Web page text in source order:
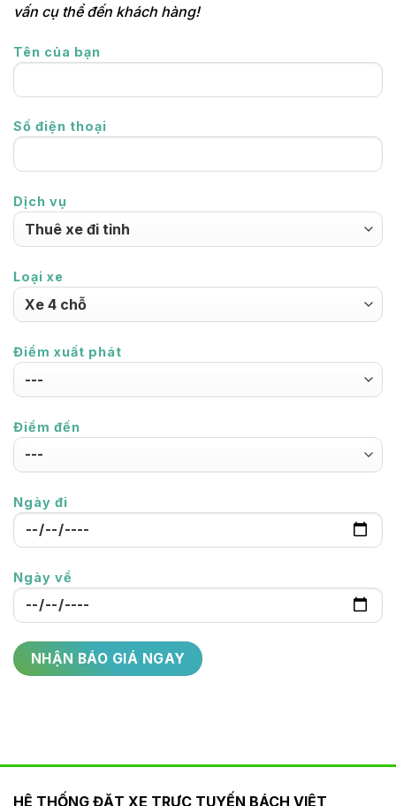
vấn cụ thể đến khách hàng!
Tên của bạn
Số điện thoại
Dịch vụ
Loại xe
Điểm xuất phát
Điểm đến
Ngày đi
Ngày về
HỆ THỐNG ĐẶT XE TRỰC TUYẾN BÁCH VIỆT